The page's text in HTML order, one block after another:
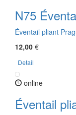
N75
Éventail pliant
12,00 €
Detail
online
Éventail